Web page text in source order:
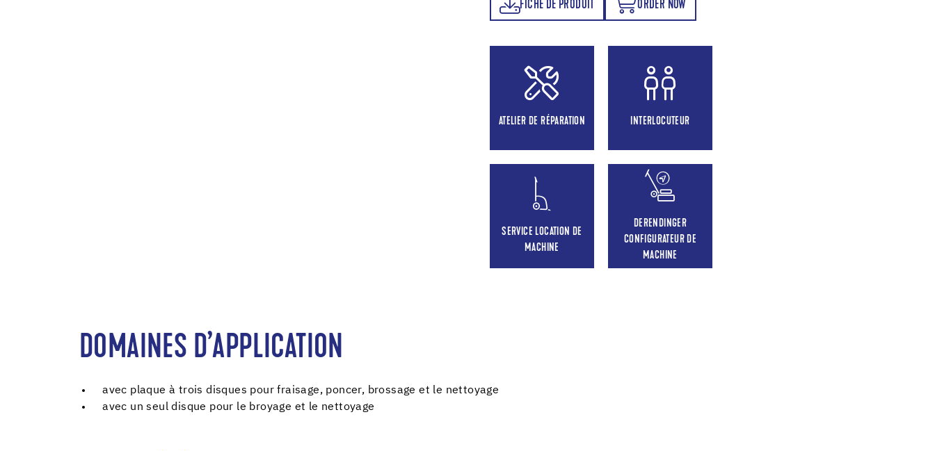
FICHE DE PRODUIT ORDER NOW
ORDER NOW
ATELIER DE RÉPARATION INTERLOCUTEUR
SERVICE LOCATION DE
MACHINE
DERENDINGER
CONFIGURATEUR DE
MACHINE
DOMAINES D’APPLICATION
avec plaque à trois disques pour fraisage, poncer, brossage et le nettoyage
avec un seul disque pour le broyage et le nettoyage